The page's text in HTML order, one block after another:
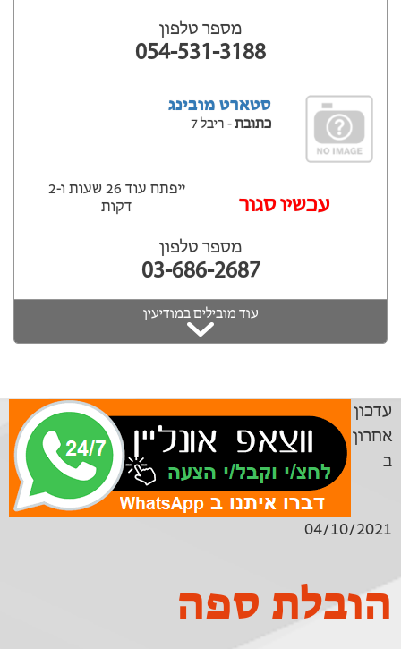
מספר טלפון
054-531-3188
סטארט מובינג
כתובת- ריבל 7
עכשיו סגור
ייפתח עוד 26 שעות ‫ו-2
דקות
מספר טלפון
03-686-2687
עוד מובילים במודיעין
עדכון
אחרון
ב
04/10/2021
הובלת ספה